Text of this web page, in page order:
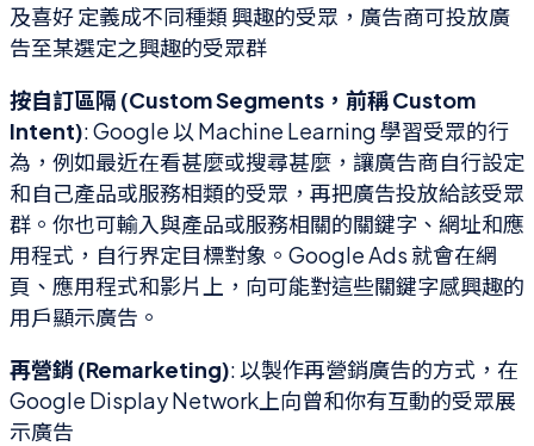
及喜好 定義成不同種類 興趣的受眾，廣告商可投放廣
告至某選定之興趣的受眾群
按自訂區隔 (Custom Segments，前稱 Custom
Intent): Google 以 Machine Learning 學習受眾的行
為，例如最近在看甚麼或搜尋甚麼，讓廣告商自行設定
和自己產品或服務相類的受眾，再把廣告投放給該受眾
群。你也可輸入與產品或服務相關的關鍵字、網址和應
用程式，自行界定目標對象。Google Ads 就會在網
頁、應用程式和影片上，向可能對這些關鍵字感興趣的
用戶顯示廣告。
再營銷 (Remarketing): 以製作再營銷廣告的方式，在
Google Display Network上向曾和你有互動的受眾展
示廣告